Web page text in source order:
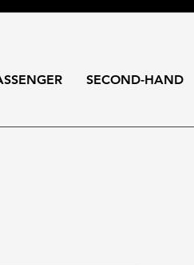
SECOND-HAND